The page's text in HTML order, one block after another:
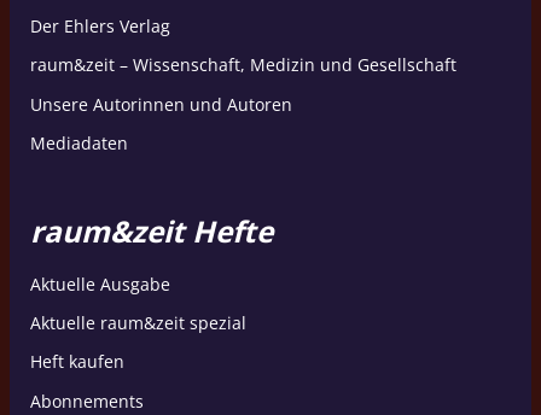
Der Ehlers Verlag
raum&zeit – Wissenschaft, Medizin und Gesellschaft
Unsere Autorinnen und Autoren
Mediadaten
raum&zeit Hefte
Aktuelle Ausgabe
Aktuelle raum&zeit spezial
Heft kaufen
Abonnements